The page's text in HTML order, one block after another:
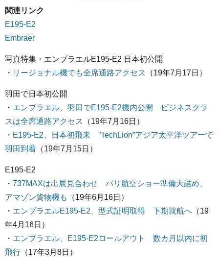
関連リンク
E195-E2
Embraer
写真特集・エンブラエルE195-E2 日本初公開
・ リージョナル機でも全席通路アクセス （19年7月17日）
羽田で日本初公開
・ エンブラエル、羽田でE195-E2機内公開 ビジネスクラ
スは全席通路アクセス
（19年7月16日）
・ E195-E2、日本初飛来 ”TechLion”アジア太平洋ツアーで
羽田到着 （19年7月15日）
E195-E2
・ 737MAXは出展見合わせ パリ航空ショー準備大詰め、
アマゾン貨物機も
（19年6月16日）
・ エンブラエルE195-E2、型式証明取得 下期就航へ （19
年4月16日）
・ エンブラエル、E195-E2ロールアウト 数カ月以内に初
飛行 （17年3月8日）